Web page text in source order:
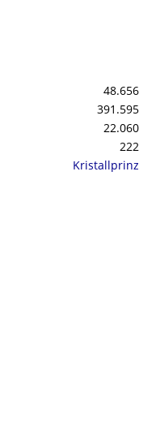
48.656
391.595
22.060
222
Kristallprinz